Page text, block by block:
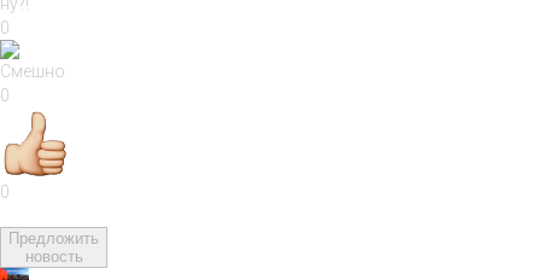
0
0
0
Предложить
новость